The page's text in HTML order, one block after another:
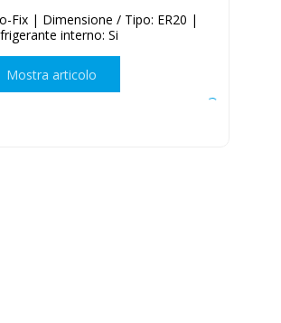
Fix | Dimensione / Tipo: ER20 |
interno: Si
Mostra articolo